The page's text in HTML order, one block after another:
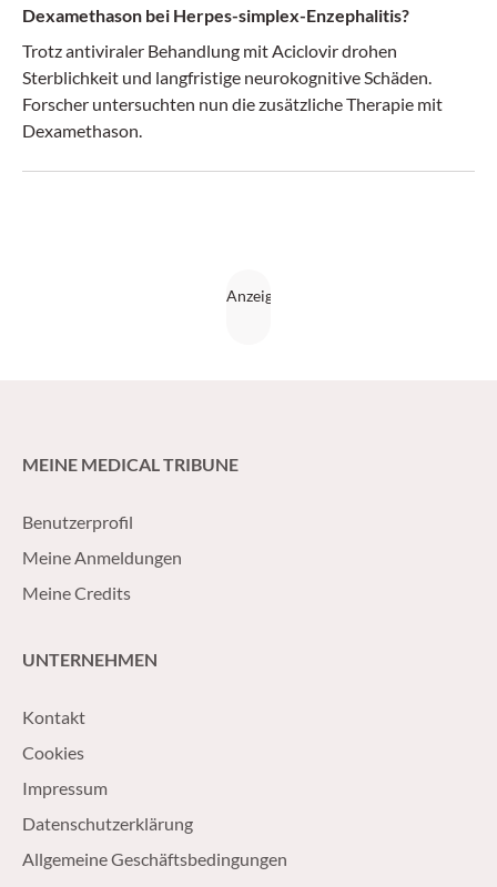
Dexamethason bei Herpes-simplex-Enzephalitis?
Trotz antiviraler Behandlung mit Aciclovir drohen
Sterblichkeit und langfristige neurokognitive Schäden.
Forscher untersuchten nun die zusätzliche Therapie mit
Dexamethason.
MEINE MEDICAL TRIBUNE
Benutzerprofil
Meine Anmeldungen
Meine Credits
UNTERNEHMEN
Kontakt
Cookies
Impressum
Datenschutzerklärung
Allgemeine Geschäftsbedingungen